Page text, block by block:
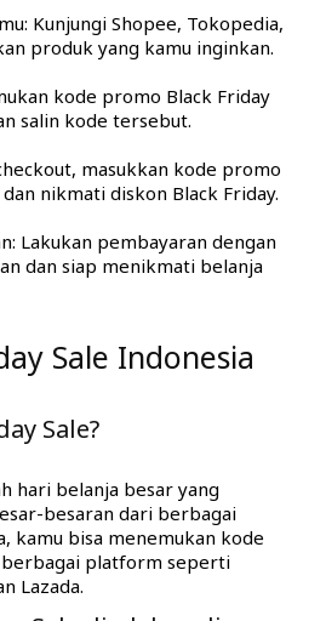
Kunjungi Shopee, Tokopedia,
produk yang kamu inginkan.
kode promo Black Friday
salin kode tersebut.
masukkan kode promo
nikmati diskon Black Friday.
Lakukan pembayaran dengan
dan siap menikmati belanja
Sale Indonesia
Sale?
hari belanja besar yang
besaran dari berbagai
kamu bisa menemukan kode
platform seperti
Lazada.